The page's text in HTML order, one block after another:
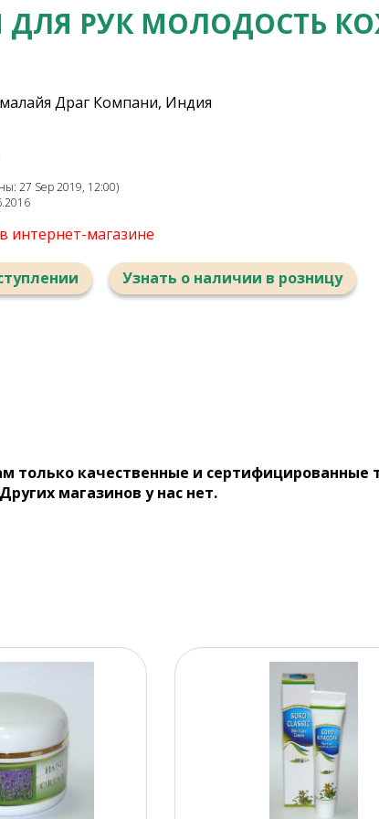
ДЛЯ РУК МОЛОДОСТЬ
Драг Компани, Индия
27 Sep 2019, 12:00)
интернет-магазине
Узнать о наличии в розницу
качественные и сертифицированные
магазинов у нас нет.